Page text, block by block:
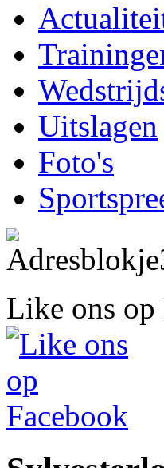
Uitslagen
Foto's
Like ons op